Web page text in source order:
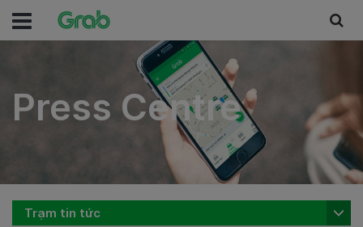
Press Centre
Press Centre
Trạm tin tức